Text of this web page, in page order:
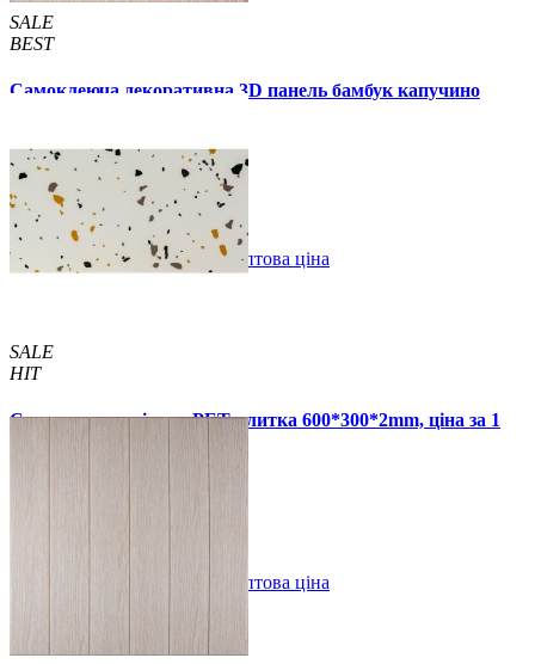
SALE
BEST
Самоклеюча декоративна 3D панель бамбук капучино
129 грн. /шт 160 грн. /шт
Купити В закладки Оптова ціна
SALE
HIT
Самоклеюча стінова PET плитка 600*300*2mm, ціна за 1
Оптова ціна